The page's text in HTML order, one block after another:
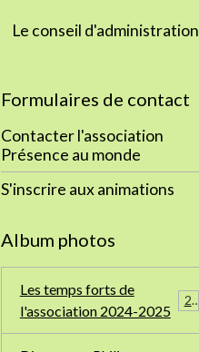
Le conseil d'administration
Formulaires de contact
Contacter l'association
Présence au monde
S'inscrire aux animations
Album photos
Les temps forts de
l'association 2024-2025
24